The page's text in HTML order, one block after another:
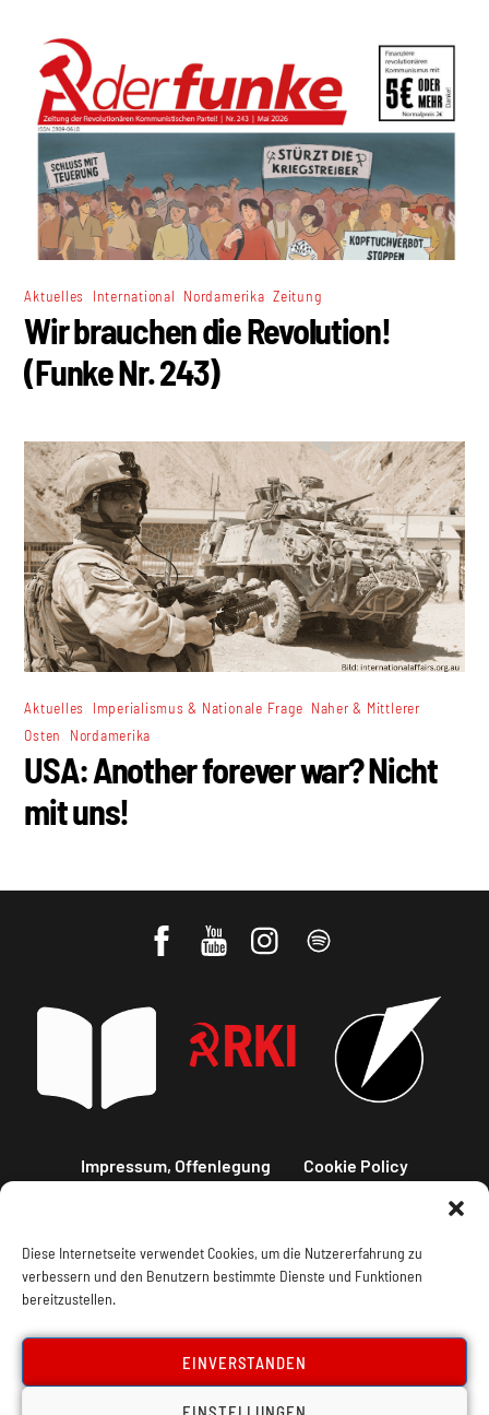
Diese Internetseite verwendet Cookies, um die Nutzererfahrung zu
verbessern und den Benutzern bestimmte Dienste und Funktionen
bereitzustellen.
EINVERSTANDEN
Aktuelles International Nordamerika ,Zeitung
Wir brauchen die Revolution!
(Funke Nr. 243)
Aktuelles Imperialismus & Nationale Frage Naher & Mittlerer
Osten
Nordamerika
USA: Another forever war? Nicht
mit uns!
Impressum, Offenlegung Cookie Policy